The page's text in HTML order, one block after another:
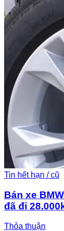
Tin hết hạn / cũ
Bán xe
đã đi
Thỏa thuận